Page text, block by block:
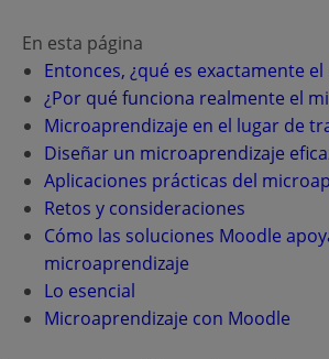
for
Contacto
ES
Presentar una RFP
En esta página
Entonces, ¿qué es exactamente
¿Por qué funciona realmente el
Microaprendizaje en el lugar de
Diseñar un microaprendizaje
Aplicaciones prácticas del
Retos y consideraciones
Cómo las soluciones Moodle
microaprendizaje
Lo esencial
Microaprendizaje con Moodle